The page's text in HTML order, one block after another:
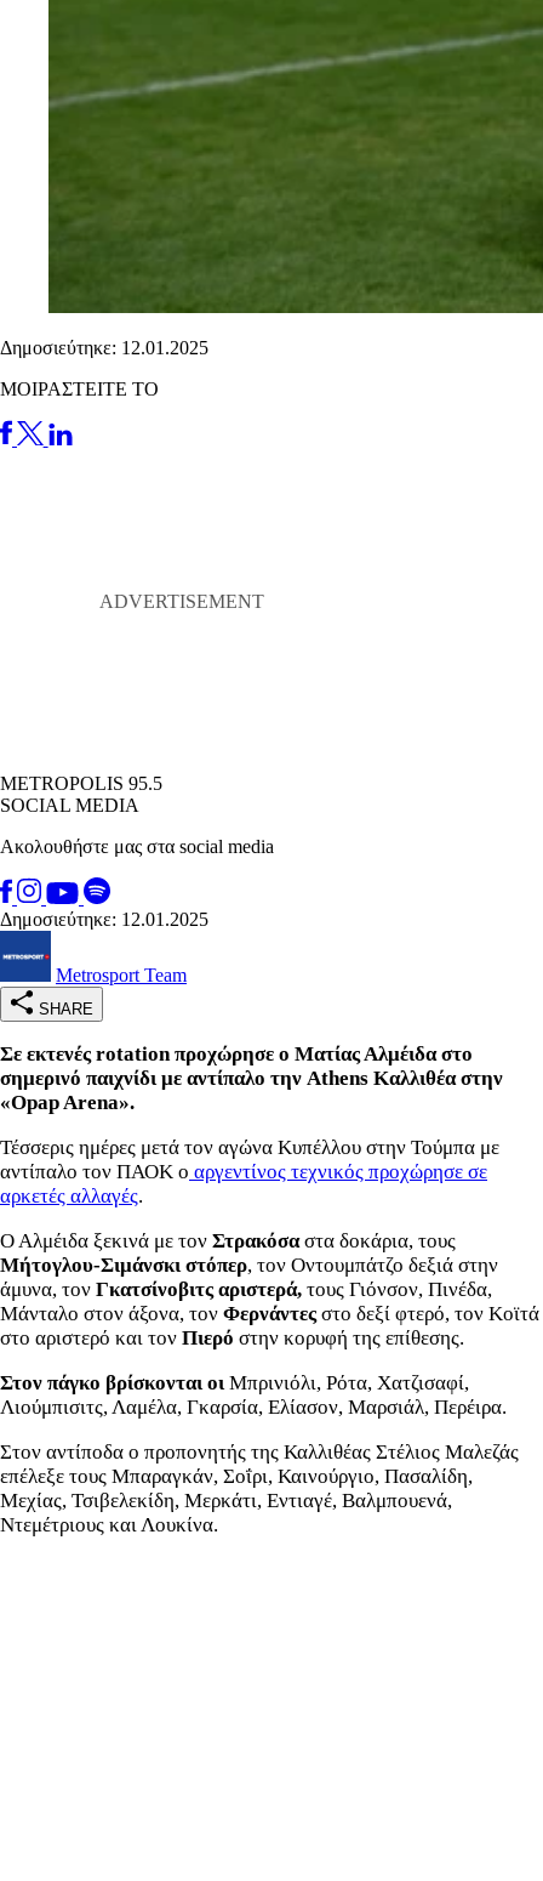
Δημοσιεύτηκε: 12.01.2025
ΜΟΙΡΑΣΤΕΙΤΕ ΤΟ
METROPOLIS 95.5
SOCIAL MEDIA
Ακολουθήστε μας στα social media
Δημοσιεύτηκε: 12.01.2025
Metrosport Team
SHARE
Σε εκτενές rotation προχώρησε ο Ματίας Αλμέιδα στο
σημερινό παιχνίδι με αντίπαλο την Athens Καλλιθέα στην
«Opap Arena».
Τέσσερις ημέρες μετά τον αγώνα Κυπέλλου στην Τούμπα με
αντίπαλο τον ΠΑΟΚ ο αργεντίνος τεχνικός προχώρησε σε
αρκετές αλλαγές.
Ο Αλμέιδα ξεκινά με τον Στρακόσαστα δοκάρια, τους
Μήτογλου-Σιμάνσκι στόπερ, τον Οντουμπάτζο δεξιά στην
άμυνα, τον Γκατσίνοβιτς αριστερά, τους Γιόνσον, Πινέδα,
Μάνταλο στον άξονα, τον Φερνάντεςστο δεξί φτερό, τον Κοϊτά
στο αριστερό και τον Πιερό στην κορυφή της επίθεσης.
Στον πάγκο βρίσκονται οιΜπρινιόλι, Ρότα, Χατζισαφί,
Λιούμπισιτς, Λαμέλα, Γκαρσία, Ελίασον, Μαρσιάλ, Περέιρα.
Στον αντίποδα ο προπονητής της Καλλιθέας Στέλιος Μαλεζάς
επέλεξε τους Μπαραγκάν, Σοΐρι, Καινούργιο, Πασαλίδη,
Μεχίας, Τσιβελεκίδη, Μερκάτι, Εντιαγέ, Βαλμπουενά,
Ντεμέτριους και Λουκίνα.